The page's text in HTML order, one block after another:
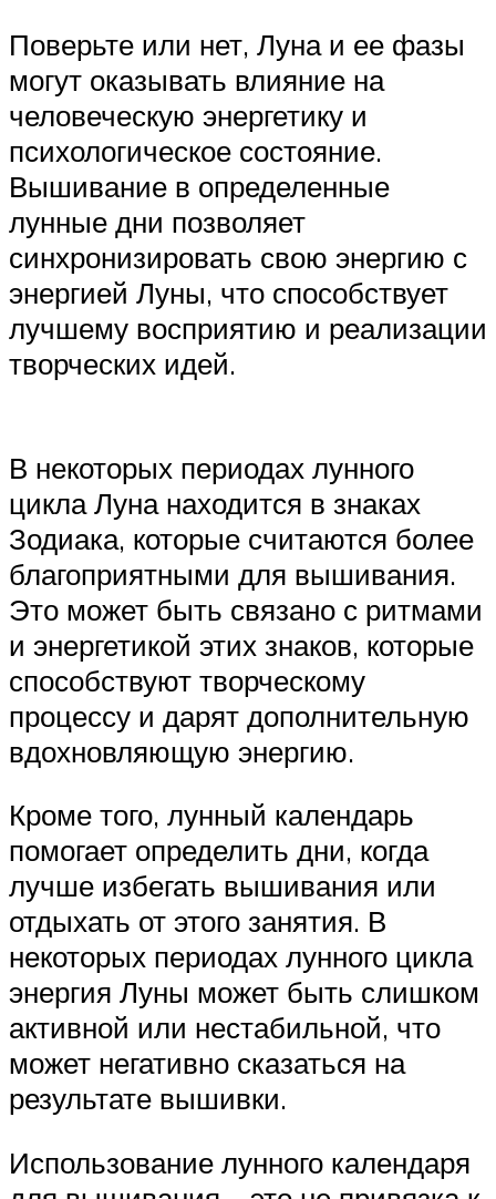
Поверьте или нет, Луна и ее фазы
могут оказывать влияние на
человеческую энергетику и
психологическое состояние.
Вышивание в определенные
лунные дни позволяет
синхронизировать свою энергию с
энергией Луны, что способствует
лучшему восприятию и реализации
творческих идей.
В некоторых периодах лунного
цикла Луна находится в знаках
Зодиака, которые считаются более
благоприятными для вышивания.
Это может быть связано с ритмами
и энергетикой этих знаков, которые
способствуют творческому
процессу и дарят дополнительную
вдохновляющую энергию.
Кроме того, лунный календарь
помогает определить дни, когда
лучше избегать вышивания или
отдыхать от этого занятия. В
некоторых периодах лунного цикла
энергия Луны может быть слишком
активной или нестабильной, что
может негативно сказаться на
результате вышивки.
Использование лунного календаря